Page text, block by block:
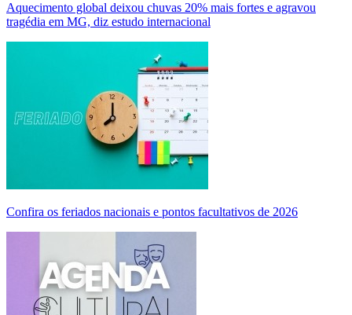
Aquecimento global deixou chuvas 20% mais fortes e agravou
tragédia em MG, diz estudo internacional
Confira os feriados nacionais e pontos facultativos de 2026